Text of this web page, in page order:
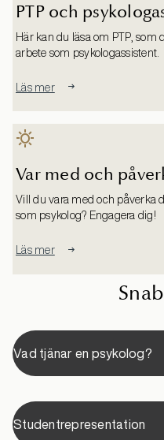
PTP och
Här kan du läsa om PTP, som
arbete som psykologassistent.
Läs mer
Var med och
Vill du vara med och påverka
som psykolog? Engagera dig!
Läs mer
Vad tjänar en psykolog?
Studentrepresentation